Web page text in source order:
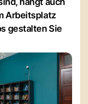
Arbeitsplatz
gestalten Sie